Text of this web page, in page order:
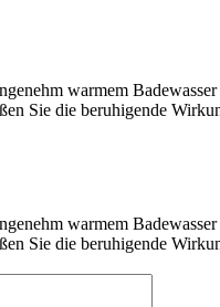
warmem
Sie die beruhigende
warmem
Sie die beruhigende